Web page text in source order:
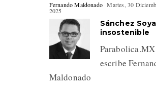
Fernando Maldonado Martes, 30
2025
Sánchez
insostenible
Parabolica.MX
escribe
Maldonado